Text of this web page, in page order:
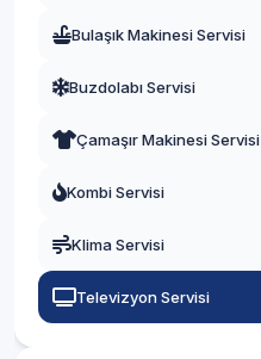
Bulaşık Makinesi Servisi
Buzdolabı Servisi
Çamaşır Makinesi Servisi
Kombi Servisi
Klima Servisi
Televizyon Servisi